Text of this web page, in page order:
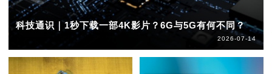
科技通识｜1秒下载一部4K影片？6G与5G有何不同？
2026-07-14